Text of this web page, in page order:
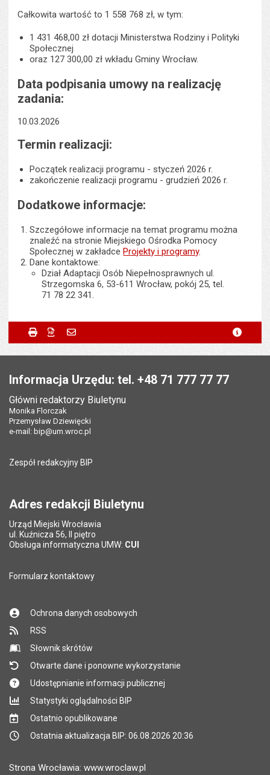
Całkowita wartość to 1 558 768 zł, w tym:
1 431 468,00 zł dotacji Ministerstwa Rodziny i Polityki
Społecznej
oraz 127 300,00 zł wkładu Gminy Wrocław.
Data podpisania umowy na realizację
zadania:
10.03.2026
Termin realizacji:
Początek realizacji programu - styczeń 2026 r.
zakończenie realizacji programu - grudzień 2026 r.
Dodatkowe informacje:
Szczegółowe informacje na temat programu można
znaleźć na stronie Miejskiego Ośrodka Pomocy
Społecznej w zakładceProjekty i programy.
Dane kontaktowe:
Dział Adaptacji Osób Niepełnosprawnych ul.
Strzegomska 6, 53-611 Wrocław, pokój 25, tel.
71 78 22 341.
Metryczka
Odpowiedzialny za treść:
Liczba wyświetleń:
Powiadom znajomego
Powiadom znajomego
Twoje imię i nazwisko
Twój adres e-mail Pole wymagane
Tytuł e-mailaPole wymagane
*
Adres e-mail znajomego
Pytanie antyspamowe
*
Pole wymagane
Drukuj Zapisz do PDF
Informacja Urzędu: tel. +48 71 777 77 77
Główni redaktorzy Biuletynu
Monika Florczak
Przemysław Dziewięcki
e-mail: bip@um.wroc.pl
Zespół redakcyjny BIP
Adres redakcji Biuletynu
Urząd Miejski Wrocławia
ul. Kuźnicza 56, II piętro
Obsługa informatyczna UMW: CUI
Formularz kontaktowy
Ochrona danych osobowych
RSS
Słownik skrótów
Otwarte dane i ponowne wykorzystanie
Udostępnianie informacji publicznej
Statystyki oglądalności BIP
Ostatnio opublikowane
Ostatnia aktualizacja BIP: 06.08.2026 20:36
Strona Wrocławia: www.wroclaw.pl